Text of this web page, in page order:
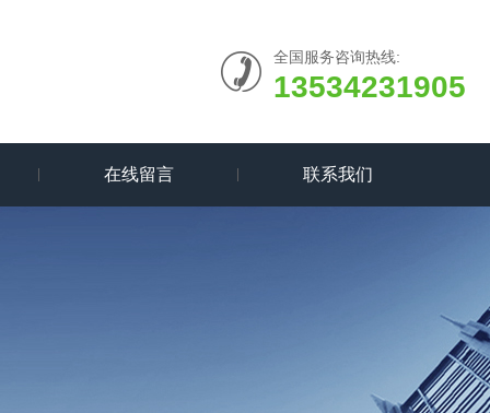
全国服务咨询热线:
13534231905
在线留言 联系我们